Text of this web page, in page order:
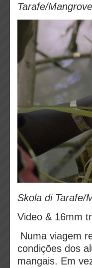
Tarafe/
Skola di Tarafe/
Video & 16mm
Numa viagem
condições dos
mangais. Em